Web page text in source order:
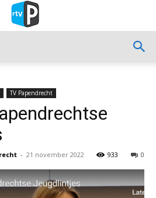
TV Papendrecht
- 21 november 2022 0
933